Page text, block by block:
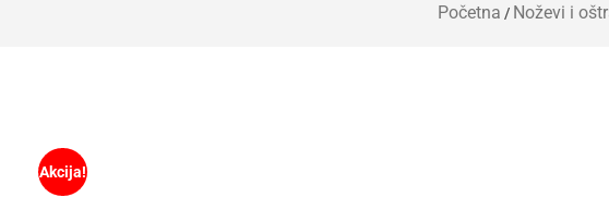
Početna / Noževi i
Akcija!